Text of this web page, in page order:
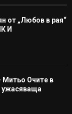
от „Любов в рая“
И
Очите в
ужасяваща